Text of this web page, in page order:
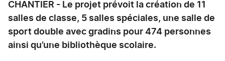
CHANTIER - Le projet prévoit la création de 11
salles de classe, 5 salles spéciales, une salle de
sport double avec gradins pour 474 personnes
ainsi qu’une bibliothèque scolaire.